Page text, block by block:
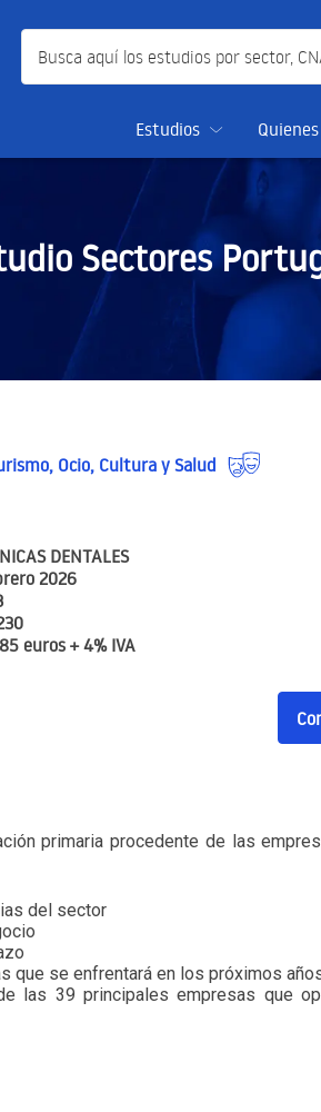
Estudios
Sectores
Ocio, Cultura y Salud
DENTALES
2026
euros + 4% IVA
primaria procedente de las
del sector
que se enfrentará en los próximos
las 39 principales empresas que